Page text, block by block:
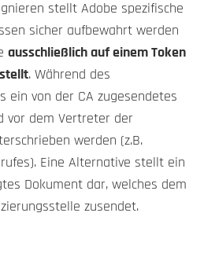
stellt Adobe spezifische
sicher aufbewahrt werden
ausschließlich auf einem Token
. Während des
ein von der CA zugesendetes
vor dem Vertreter der
werden (z.B.
Eine Alternative stellt ein
Dokument dar, welches dem
zusendet.